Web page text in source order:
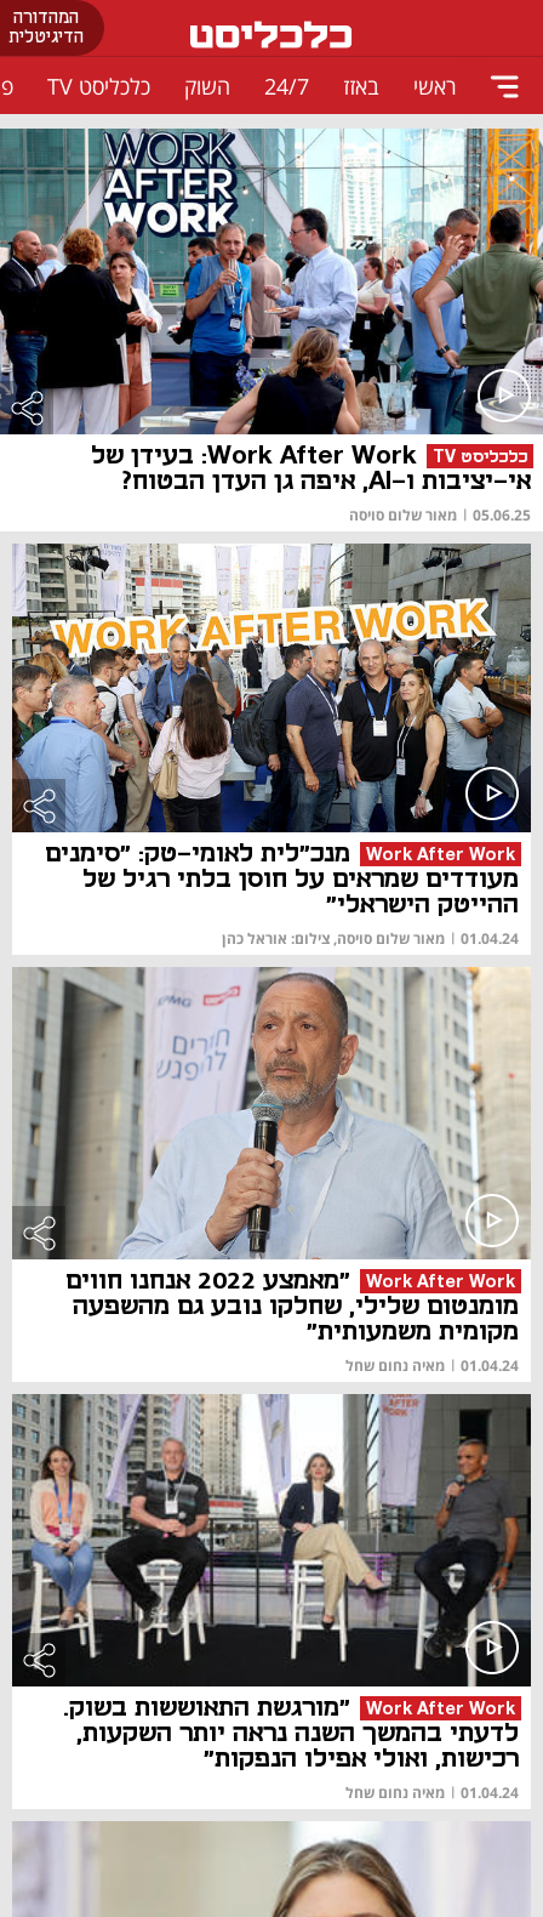
המהדורה
הדיגיטלית
ראשי באזז 24/7 השוק כלכליסט TV
כלכליסט TV
Work After Work: בעידן של
אי-יציבות ו-AI, איפה גן העדן הבטוח?
05.06.25
| מאור שלום סויסה
Work After Work
מנכ"לית לאומי-טק: "סימנים
מעודדים שמראים על חוסן בלתי רגיל של
ההייטק הישראלי"
01.04.24
| מאור שלום סויסה, צילום: אוראל כהן
Work After Work
"מאמצע 2022 אנחנו חווים
מומנטום שלילי, שחלקו נובע גם מהשפעה
מקומית משמעותית"
01.04.24
| מאיה נחום שחל
Work After Work
"מורגשת התאוששות בשוק.
לדעתי בהמשך השנה נראה יותר השקעות,
רכישות, ואולי אפילו הנפקות"
01.04.24
| מאיה נחום שחל